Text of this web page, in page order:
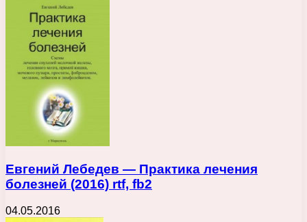
Евгений Лебедев — Практика лечения
болезней (2016) rtf, fb2
04.05.2016